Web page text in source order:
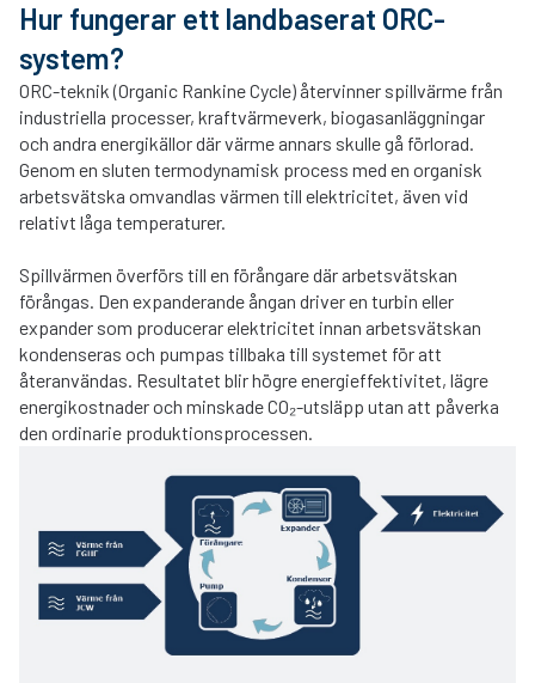
Hur fungerar ett landbaserat ORC-
system?
ORC-teknik (Organic Rankine Cycle) återvinner spillvärme från
industriella processer, kraftvärmeverk, biogasanläggningar
och andra energikällor där värme annars skulle gå förlorad.
Genom en sluten termodynamisk process med en organisk
arbetsvätska omvandlas värmen till elektricitet, även vid
relativt låga temperaturer.
Spillvärmen överförs till en förångare där arbetsvätskan
förångas. Den expanderande ångan driver en turbin eller
expander som producerar elektricitet innan arbetsvätskan
kondenseras och pumpas tillbaka till systemet för att
återanvändas. Resultatet blir högre energieffektivitet, lägre
energikostnader och minskade CO₂-utsläpp utan att påverka
den ordinarie produktionsprocessen.